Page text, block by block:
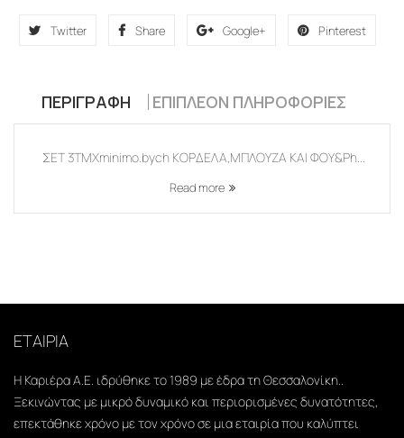
Twitter Share Google+ Pinterest
ΠΕΡΙΓΡΑΦΉ ΕΠΙΠΛΈΟΝ ΠΛΗΡΟΦΟΡΊΕΣ
ΣΕΤ 3ΤΜΧminimo.bych ΚΟΡΔΕΛΑ,ΜΠΛΟΥΖΑ ΚΑΙ ΦΟΥ&Ph...
Read more
ΕΤΑΙΡΙΑ
Η Καριέρα Α.Ε. ιδρύθηκε το 1989 με έδρα τη Θεσσαλονίκη..
Ξεκινώντας με μικρό δυναμικό και περιορισμένες δυνατότητες,
επεκτάθηκε χρόνο με τον χρόνο σε μια εταιρία που καλύπτει